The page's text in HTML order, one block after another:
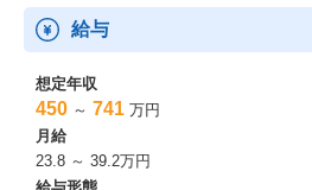
給与
想定年収
450 ～ 741 万円
月給
23.8 ～ 39.2万円